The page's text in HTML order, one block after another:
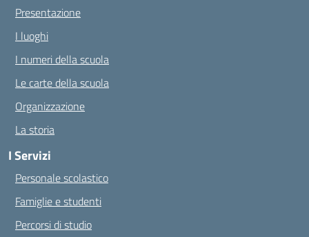
Presentazione
I luoghi
I numeri della scuola
Le carte della scuola
Organizzazione
La storia
I Servizi
Personale scolastico
Famiglie e studenti
Percorsi di studio